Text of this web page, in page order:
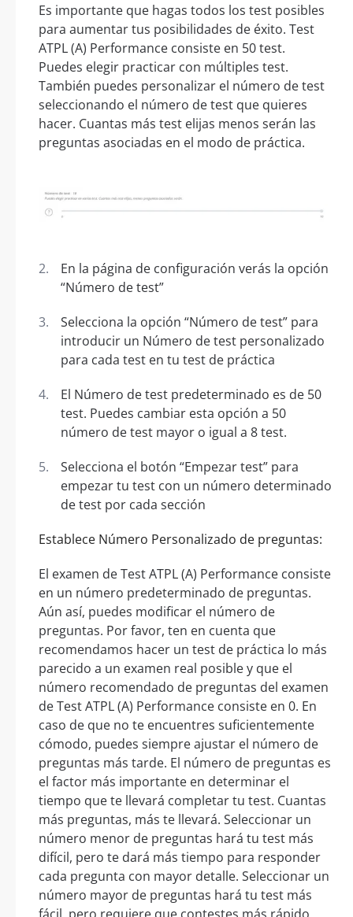
Es importante que hagas todos los test posibles
para aumentar tus posibilidades de éxito. Test
ATPL (A) Performance consiste en 50 test.
Puedes elegir practicar con múltiples test.
También puedes personalizar el número de test
seleccionando el número de test que quieres
hacer. Cuantas más test elijas menos serán las
preguntas asociadas en el modo de práctica.
En la página de configuración verás la opción
“Número de test”
Selecciona la opción “Número de test” para
introducir un Número de test personalizado
para cada test en tu test de práctica
El Número de test predeterminado es de 50
test. Puedes cambiar esta opción a 50
número de test mayor o igual a 8 test.
Selecciona el botón “Empezar test” para
empezar tu test con un número determinado
de test por cada sección
Establece Número Personalizado de preguntas:
El examen de Test ATPL (A) Performance consiste
en un número predeterminado de preguntas.
Aún así, puedes modificar el número de
preguntas. Por favor, ten en cuenta que
recomendamos hacer un test de práctica lo más
parecido a un examen real posible y que el
número recomendado de preguntas del examen
de Test ATPL (A) Performance consiste en 0. En
caso de que no te encuentres suficientemente
cómodo, puedes siempre ajustar el número de
preguntas más tarde. El número de preguntas es
el factor más importante en determinar el
tiempo que te llevará completar tu test. Cuantas
más preguntas, más te llevará. Seleccionar un
número menor de preguntas hará tu test más
difícil, pero te dará más tiempo para responder
cada pregunta con mayor detalle. Seleccionar un
número mayor de preguntas hará tu test más